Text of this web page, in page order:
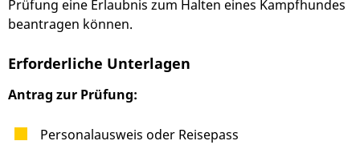
Prüfung eine Erlaubnis zum Halten eines Kampfhundes
beantragen können.
Erforderliche Unterlagen
Antrag zur Prüfung:
Personalausweis oder Reisepass